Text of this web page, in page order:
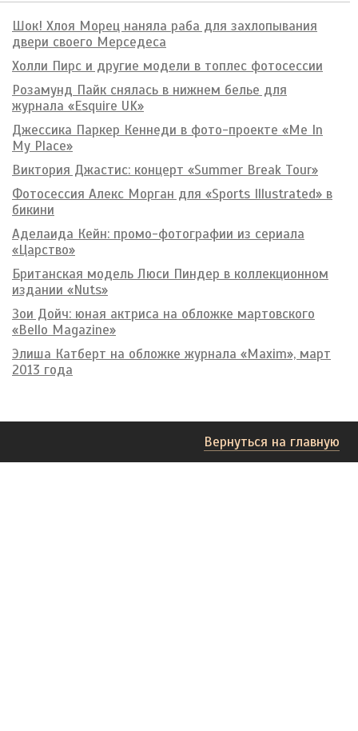
Шок! Хлоя Морец наняла раба для захлопывания
двери своего Мерседеса
Холли Пирс и другие модели в топлес фотосессии
Розамунд Пайк снялась в нижнем белье для
журнала «Esquire UK»
Джессика Паркер Кеннеди в фото-проекте «Me In
My Place»
Виктория Джастис: концерт «Summer Break Tour»
Фотосессия Алекс Морган для «Sports Illustrated» в
бикини
Аделаида Кейн: промо-фотографии из сериала
«Царство»
Британская модель Люси Пиндер в коллекционном
издании «Nuts»
Зои Дойч: юная актриса на обложке мартовского
«Bello Magazine»
Элиша Катберт на обложке журнала «Maxim», март
2013 года
Вернуться на главную